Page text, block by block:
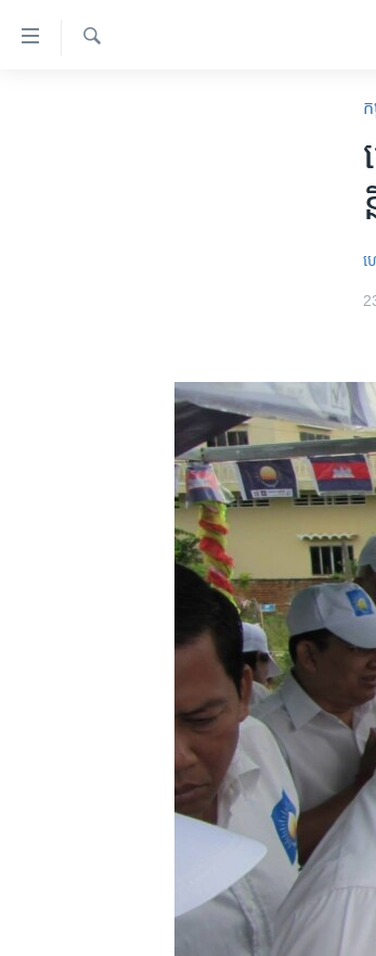
ទៅ​
ក
ហ